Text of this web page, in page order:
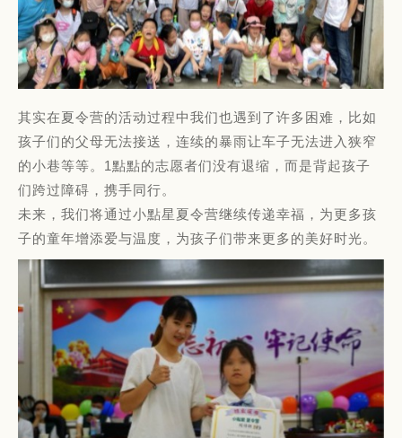
其实在夏令营的活动过程中我们也遇到了许多困难，比如
孩子们的父母无法接送，连续的暴雨让车子无法进入狭窄
的小巷等等。1點點的志愿者们没有退缩，而是背起孩子
们跨过障碍，携手同行。
未来，我们将通过小點星夏令营继续传递幸福，为更多孩
子的童年增添爱与温度，为孩子们带来更多的美好时光。